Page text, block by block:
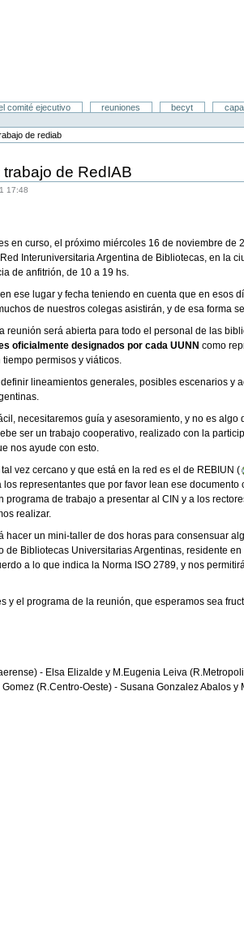
comité ejecutivo reuniones becyt
de rediab
de RedIAB
17:48
en curso, el próximo miércoles 16 de noviembre de
Interuniversitaria Argentina de Bibliotecas, en la
de anfitrión, de 10 a 19 hs.
ese lugar y fecha teniendo en cuenta que en esos
de nuestros colegas asistirán, y de esa forma
reunión será abierta para todo el personal de las
oficialmente designados por cada UUNN como
permisos y viáticos.
lineamientos generales, posibles escenarios
necesitaremos guía y asesoramiento, y no es
ser un trabajo cooperativo, realizado con la
nos ayude con esto.
vez cercano y que está en la red es el de REBIUN (
representantes que por favor lean ese
programa de trabajo a presentar al CIN y a los
realizar.
hacer un mini-taller de dos horas para consensuar
Bibliotecas Universitarias Argentinas, residente
a lo que indica la Norma ISO 2789, y nos
y el programa de la reunión, que esperamos sea
- Elsa Elizalde y M.Eugenia Leiva
(R.Centro-Oeste) - Susana Gonzalez Abalos